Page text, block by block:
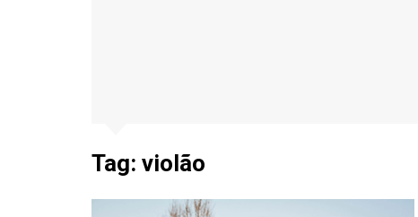
Tag: violão